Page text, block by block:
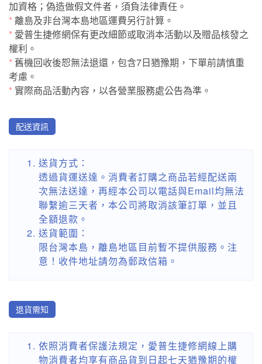
加資格；偽造做假文件者，須負法律責任。
*離島及非台灣本島地區運費另行計算。
* 愛普生捷修網保有更改細節或取消本活動以及贈品核發之
權利。
* 舊機回收後恕無法退還，包含7日猶豫期，下單前請慎重
考慮。
*實際商品活動內容，以各營業服務處公告為準。
配送資訊
送貨方式：
透過貨運送達。消費者訂購之商品若經配送兩
次無法送達，再經本公司以電話與Email均無法
聯繫逾三天者，本公司將取消該筆訂單，並且
全額退款。
送貨範圍：
限台灣本島，離島地區目前暫不提供服務。注
意！收件地址請勿為郵政信箱。
退貨需知
依照消費者保護法規定，愛普生捷修網線上購
物消費者均享有商品貨到日起七天猶豫期的權